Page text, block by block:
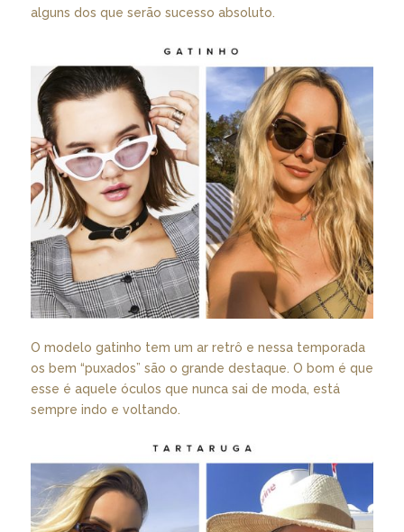
alguns dos que serão sucesso absoluto.
O modelo gatinho tem um ar retrô e nessa temporada
os bem “puxados” são o grande destaque. O bom é que
esse é aquele óculos que nunca sai de moda, está
sempre indo e voltando.